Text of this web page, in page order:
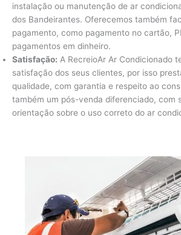
instalação ou manutenção de ar
dos Bandeirantes. Oferecemos também
pagamento, como pagamento no cartão,
pagamentos em dinheiro.
Satisfação: A RecreioAr Ar Condicionado
satisfação dos seus clientes, por isso
qualidade, com garantia e respeito ao
também um pós-venda diferenciado, com
orientação sobre o uso correto do ar